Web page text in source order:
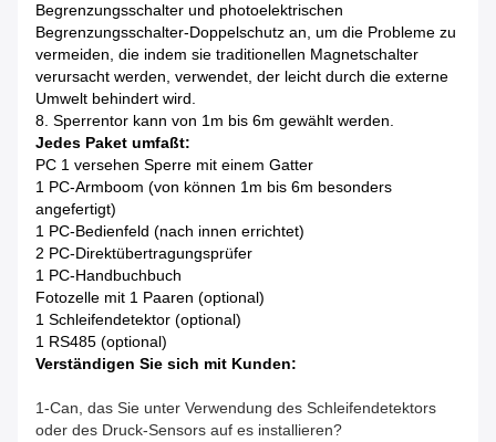
Begrenzungsschalter und photoelektrischen
Begrenzungsschalter-Doppelschutz an, um die Probleme zu
vermeiden, die indem sie traditionellen Magnetschalter
verursacht werden, verwendet, der leicht durch die externe
Umwelt behindert wird.
8. Sperrentor kann von 1m bis 6m gewählt werden.
Jedes Paket umfaßt:
PC 1 versehen Sperre mit einem Gatter
1 PC-Armboom (von können 1m bis 6m besonders
angefertigt)
1 PC-Bedienfeld (nach innen errichtet)
2 PC-Direktübertragungsprüfer
1 PC-Handbuchbuch
Fotozelle mit 1 Paaren (optional)
1 Schleifendetektor (optional)
1 RS485 (optional)
Verständigen Sie sich mit Kunden:
1-Can, das Sie unter Verwendung des Schleifendetektors
oder des Druck-Sensors auf es installieren?